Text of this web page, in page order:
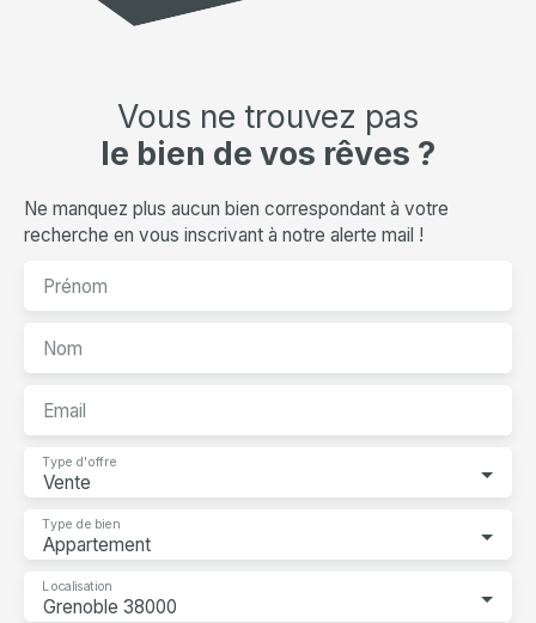
Vous ne trouvez pas
le bien de vos rêves ?
Ne manquez plus aucun bien correspondant à votre
recherche en vous inscrivant à notre alerte mail !
Prénom
Nom
Email
Vente
Type d'offre
Appartement
Type de bien
Grenoble 38000
Localisation